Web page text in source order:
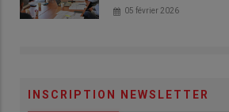
05 février 2026
INSCRIPTION NEWSLETTER